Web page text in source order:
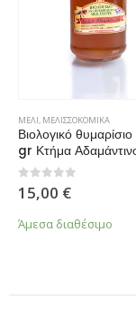
ΜΕΛΙ, ΜΕΛΙΣΣΟΚΟΜΙΚΑ
Βιολογικό
gr Κτήμα
0 από 5
15,00 €
Άμεσα διαθέσιμο